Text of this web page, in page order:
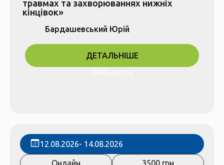
травмах та захворюваннях нижніх
кінцівок»
Бардашевський Юрій
ДЕТАЛЬНІШЕ
12.08.2026- 14.08.2026
Онлайн 3500 грн